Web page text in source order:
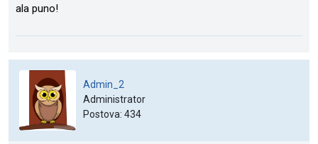
ala puno!
Admin_2
Administrator
Postova: 434